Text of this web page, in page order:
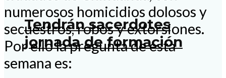
Tendrán sacerdotes
jornada de formación
numerosos homicidios dolosos y
secuestros, robos y extorsiones.
Por ello la pregunta de esta
semana es: